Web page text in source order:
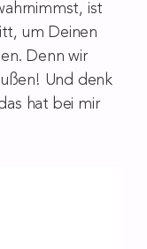
ist
um Deinen
Denn wir
Und denk
hat bei mir